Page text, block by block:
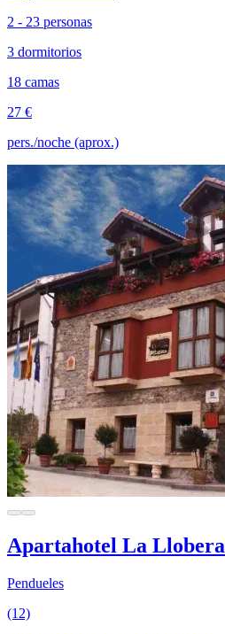
2 - 23 personas
3 dormitorios
18 camas
27 €
pers./noche (aprox.)
Apartahotel La Llobera
Pendueles
(12)